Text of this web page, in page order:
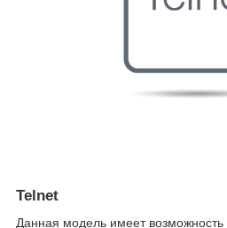
Telnet
Данная модель имеет